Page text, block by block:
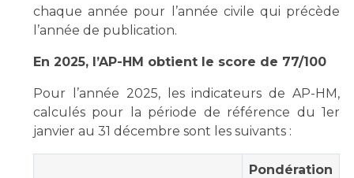
Transports sanitaires
Vos droits, vos devoirs
Handicap
Handi 13
Pôle Médecine Physique et Réadaptation
Plateforme des internes
chaque année pour l’année civile qui précède
l’année de publication.
En 2025, l’AP-HM obtient le score de 77/100
Pour l’année 2025, les indicateurs de AP-HM,
calculés pour la période de référence du 1er
janvier au 31 décembre sont les suivants :
Pondération